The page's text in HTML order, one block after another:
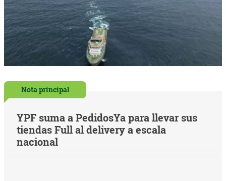
Nota principal
YPF suma a PedidosYa para llevar sus
tiendas Full al delivery a escala
nacional